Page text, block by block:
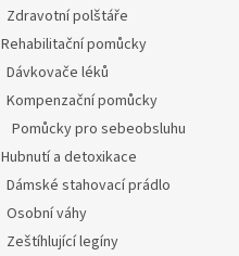
Zdravotní polštáře
Rehabilitační pomůcky
Dávkovače léků
Kompenzační pomůcky
Pomůcky pro sebeobsluhu
Hubnutí a detoxikace
Dámské stahovací prádlo
Osobní váhy
Zeštíhlující legíny